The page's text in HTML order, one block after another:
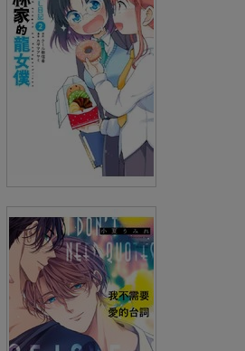
小林家的龍女僕 艾瑪的OL日記
(02)
NT$140 90折 NT$126 ( USD4.18)